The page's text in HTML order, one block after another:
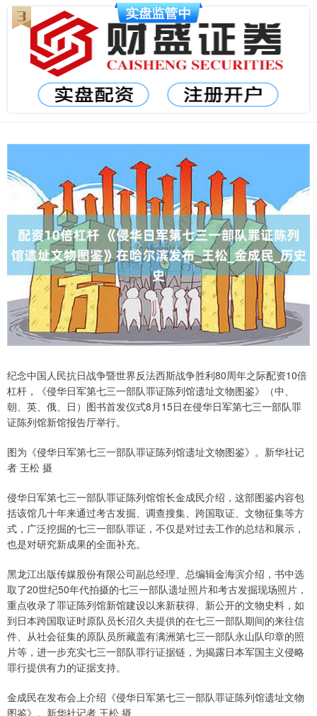
纪念中国人民抗日战争暨世界反法西斯战争胜利80周年之际配资10倍
杠杆，《侵华日军第七三一部队罪证陈列馆遗址文物图鉴》（中、
朝、英、俄、日）图书首发仪式8月15日在侵华日军第七三一部队罪
证陈列馆新馆报告厅举行。
图为《侵华日军第七三一部队罪证陈列馆遗址文物图鉴》。新华社记
者 王松 摄
侵华日军第七三一部队罪证陈列馆馆长金成民介绍，这部图鉴内容包
括该馆几十年来通过考古发掘、调查搜集、跨国取证、文物征集等方
式，广泛挖掘的七三一部队罪证，不仅是对过去工作的总结和展示，
也是对研究新成果的全面补充。
黑龙江出版传媒股份有限公司副总经理、总编辑金海滨介绍，书中选
取了20世纪50年代拍摄的七三一部队遗址照片和考古发掘现场照片，
重点收录了罪证陈列馆新馆建设以来新获得、新公开的文物史料，如
到日本跨国取证时原队员长沼久夫提供的在七三一部队期间的来往信
件、从社会征集的原队员所藏盖有满洲第七三一部队永山队印章的照
片等，进一步充实七三一部队罪行证据链，为揭露日本军国主义侵略
罪行提供有力的证据支持。
金成民在发布会上介绍《侵华日军第七三一部队罪证陈列馆遗址文物
图鉴》。新华社记者 王松 摄